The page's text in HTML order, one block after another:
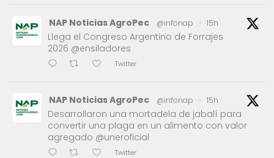
NAP Noticias AgroPec @infonap · 15h
Llega el Congreso Argentino de Forrajes
2026 @ensiladores
Twitter
NAP Noticias AgroPec @infonap · 15h
Desarrollaron una mortadela de jabalí para
convertir una plaga en un alimento con valor
agregado @uneroficial
Twitter